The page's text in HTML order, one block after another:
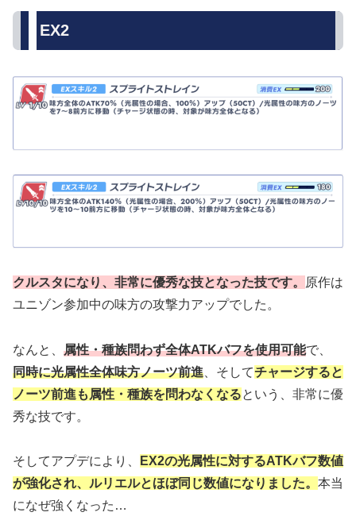
EX2
クルスタになり、非常に優秀な技となった技です。
原作は
ユニゾン参加中の味方の攻撃力アップでした。
なんと、 属性・種族問わず全体ATKバフを使用可能で、
同時に光属性全体味方ノーツ前進 、そしてチャージすると
ノーツ前進も属性・種族を問わなくなるという、非常に優
秀な技です。
そしてアプデにより、
EX2の光属性に対するATKバフ数値
が強化され、ルリエルとほぼ同じ数値になりました。 本当
になぜ強くなった…